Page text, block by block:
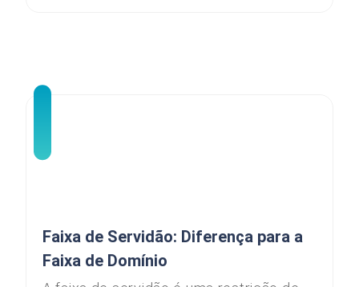
Faixa de Servidão: Diferença para a
Faixa de Domínio